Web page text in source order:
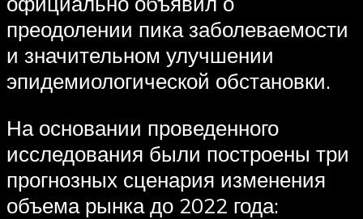
преодолении пика заболеваемости
и значительном улучшении
эпидемиологической обстановки.
На основании проведенного
исследования были построены три
прогнозных сценария изменения
объема рынка до 2022 года: